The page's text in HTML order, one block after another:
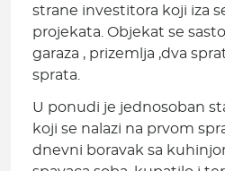
strane investitora koji iza
projekata. Objekat se
garaza , prizemlja ,dva
sprata.
U ponudi je jednosoban
koji se nalazi na prvom
dnevni boravak sa